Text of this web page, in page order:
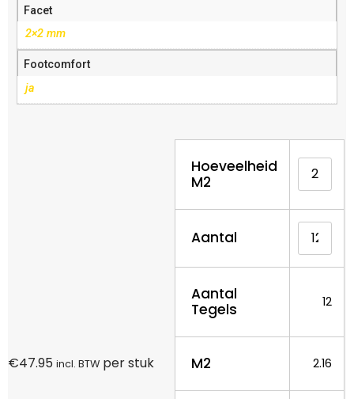
Facet
2×2 mm
Footcomfort
ja
€47.95 incl. BTW per stuk
Hoeveelheid
M2
Aantal
Aantal
Tegels
12
M2 2.16